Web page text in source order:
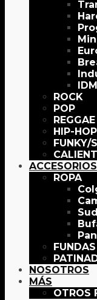
IDM
ROCK
POP
REGGAE
HIP-HOP
FUNKY/
ACCESORIOS
ROPA
NOSOTROS
MÁS
OTROS